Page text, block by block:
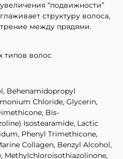
“подвижности”
структуру волоса,
между прядями.
типов волос
Behenamidopropyl
Chloride, Glycerin,
Bis-
Isostearamide, Lactic
Phenyl Trimethicone,
Collagen, Benzyl Alcohol,
Methylchloroisothiazolinone,